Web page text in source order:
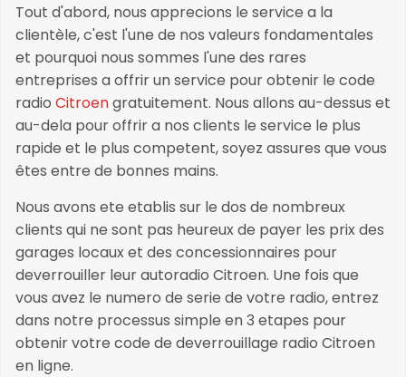
Tout d'abord, nous apprecions le service a la
clientèle, c'est l'une de nos valeurs fondamentales
et pourquoi nous sommes l'une des rares
entreprises a offrir un service pour obtenir le code
radio Citroengratuitement. Nous allons au-dessus et
au-dela pour offrir a nos clients le service le plus
rapide et le plus competent, soyez assures que vous
êtes entre de bonnes mains.
Nous avons ete etablis sur le dos de nombreux
clients qui ne sont pas heureux de payer les prix des
garages locaux et des concessionnaires pour
deverrouiller leur autoradio Citroen. Une fois que
vous avez le numero de serie de votre radio, entrez
dans notre processus simple en 3 etapes pour
obtenir votre code de deverrouillage radio Citroen
en ligne.